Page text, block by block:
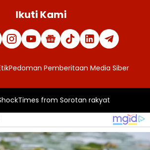
Ikuti Kami
Pedoman Pemberitaan Media Siber
from Sorotan rakyat